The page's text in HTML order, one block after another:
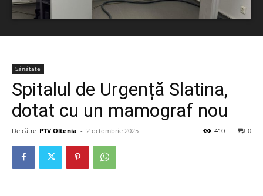
Sănătate
Spitalul de Urgență Slatina,
dotat cu un mamograf nou
De către PTV Oltenia - 2 octombrie 2025 0
410